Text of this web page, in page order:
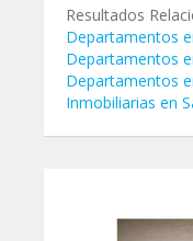
Resultados
Departamentos
Departamentos
Departamentos
Inmobiliarias en